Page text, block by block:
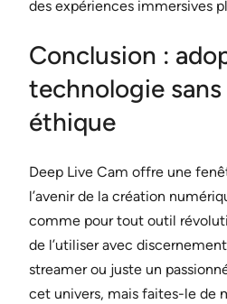
des expériences immersives
Conclusion :
technologie
éthique
Deep Live Cam offre une
l’avenir de la création
comme pour tout outil
de l’utiliser avec
streamer ou juste un
cet univers, mais faites-le de